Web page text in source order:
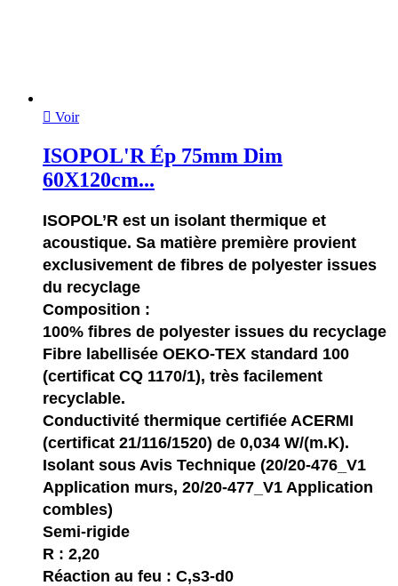
 Voir
ISOPOL'R Ép 75mm Dim
60X120cm...
ISOPOL’R est un isolant thermique et
acoustique. Sa matière première provient
exclusivement de fibres de polyester issues
du recyclage
Composition :
100% fibres de polyester issues du recyclage
Fibre labellisée OEKO-TEX standard 100
(certificat CQ 1170/1), très facilement
recyclable.
Conductivité thermique certifiée ACERMI
(certificat 21/116/1520) de 0,034 W/(m.K).
Isolant sous Avis Technique (20/20-476_V1
Application murs, 20/20-477_V1 Application
combles)
Semi-rigide
R : 2,20
Réaction au feu : C,s3-d0